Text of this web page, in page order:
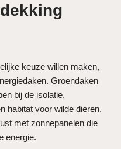
keuze willen maken,
Groendaken
bij de isolatie,
habitat voor wilde dieren.
met zonnepanelen die
energie.